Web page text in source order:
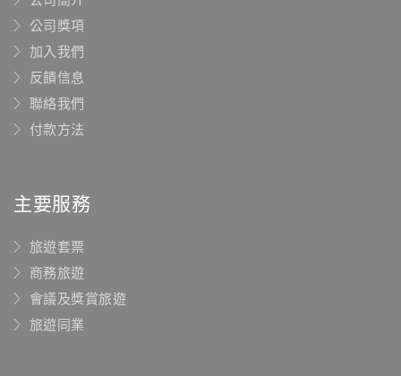
公司獎項
加入我們
反饋信息
聯絡我們
付款方法
主要服務
旅遊套票
商務旅遊
會議及獎賞旅遊
旅遊同業